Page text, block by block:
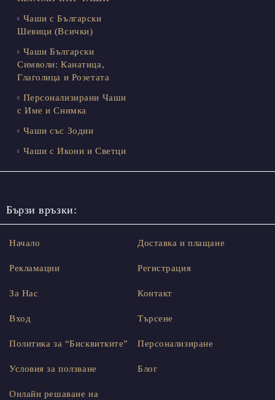
Чаши с Български
Шевици (Всички)
Чаши Български
Символи: Канатица,
Глаголица и Розетата
Персонализирани Чаши
с Име и Снимка
Чаши със Зодии
Чаши с Икони и Светци
Бързи връзки:
Начало
Рекламации
За Нас
Вход
Доставка и плащане
Регистрация
Контакт
Търсене
Политика за “Бисквитките”
Условия за ползване
Онлайн решаване на
Персонализиране
Блог